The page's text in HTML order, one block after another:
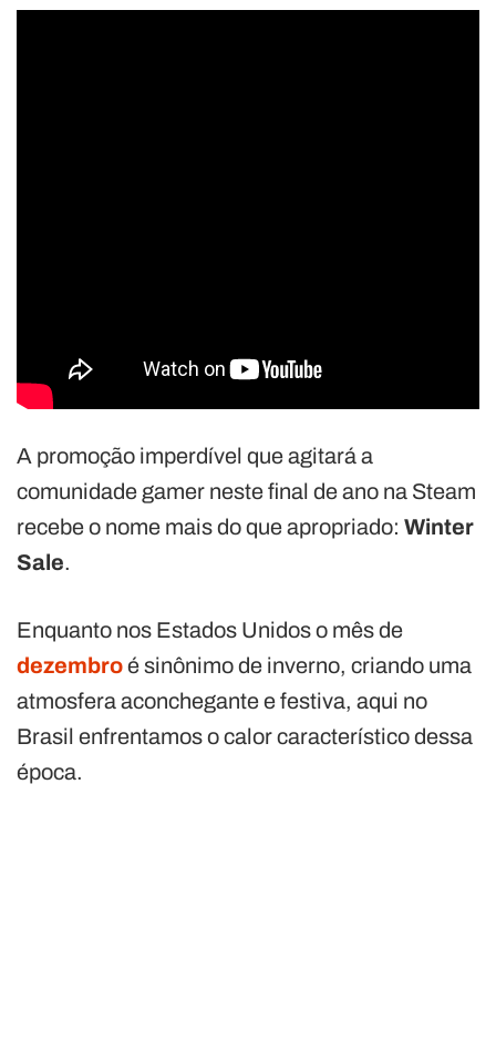
A promoção imperdível que agitará a
comunidade gamer neste final de ano na Steam
recebe o nome mais do que apropriado: Winter
Sale.
Enquanto nos Estados Unidos o mês de
dezembroé sinônimo de inverno, criando uma
atmosfera aconchegante e festiva, aqui no
Brasil enfrentamos o calor característico dessa
época.